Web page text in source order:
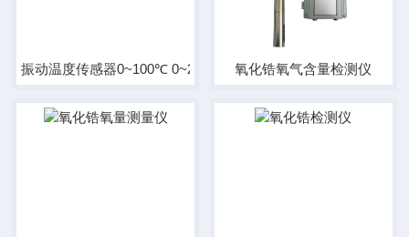
振动温度传感器0~100℃ 0~20mm/s氧化锆氧气含量检测仪